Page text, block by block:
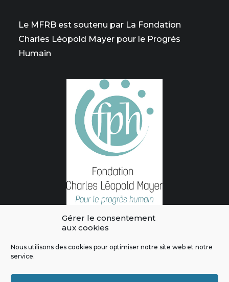
Gérer le consentement
aux cookies
Nous utilisons des cookies pour optimiser notre site web et notre
service.
Le MFRB est soutenu par La Fondation
Charles Léopold Mayer pour le Progrès
Humain
L'intégralité des contenus de ce site sont publiés sous licence